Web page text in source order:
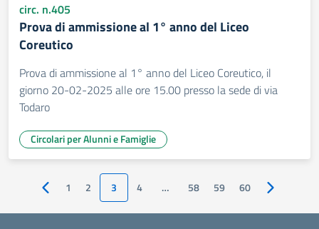
circ. n.405
Prova di ammissione al 1° anno del Liceo
Coreutico
Prova di ammissione al 1° anno del Liceo Coreutico, il
giorno 20-02-2025 alle ore 15.00 presso la sede di via
Todaro
Circolari per Alunni e Famiglie
Pagina precedente
1 2 3 4 … 58 59 60 Pagina